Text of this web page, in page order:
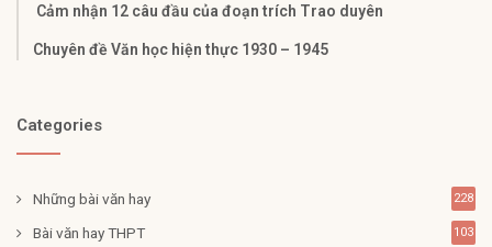
Cảm nhận 12 câu đầu của đoạn trích Trao duyên
Chuyên đề Văn học hiện thực 1930 – 1945
Categories
Những bài văn hay 228
Bài văn hay THPT 103